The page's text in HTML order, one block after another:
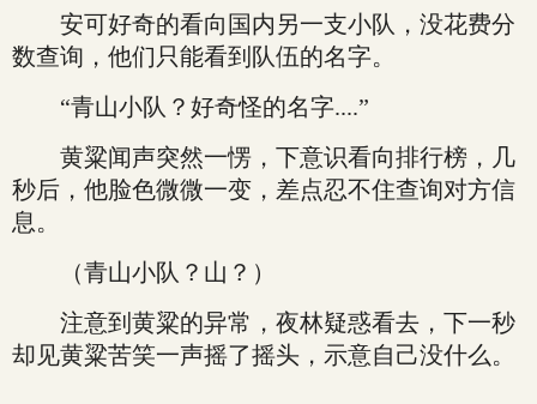
安可好奇的看向国内另一支小队，没花费分
数查询，他们只能看到队伍的名字。
“青山小队？好奇怪的名字....”
黄粱闻声突然一愣，下意识看向排行榜，几
秒后，他脸色微微一变，差点忍不住查询对方信
息。
（青山小队？山？）
注意到黄粱的异常，夜林疑惑看去，下一秒
却见黄粱苦笑一声摇了摇头，示意自己没什么。